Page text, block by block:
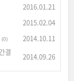
2016.01.21
2015.02.04
(0)
2014.10.11
결
2014.09.26